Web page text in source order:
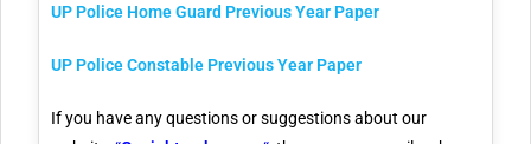
UP Police Home Guard Previous Year Paper
UP Police Constable Previous Year Paper
If you have any questions or suggestions about our